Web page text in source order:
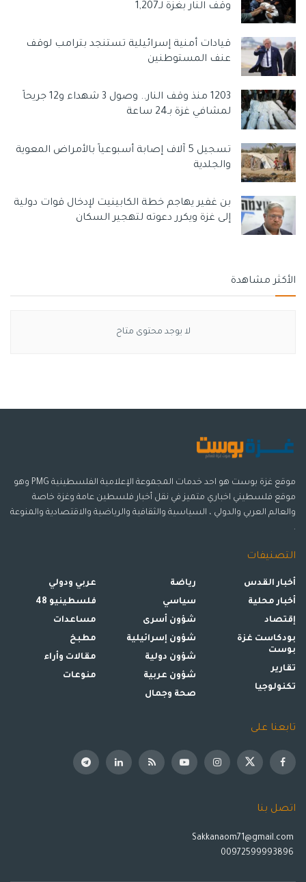
وقف النار بغزة لـ1,207
قيادات أمنية إسرائيلية تستنجد بترامب لوقف
عنف المستوطنين
1203 منذ وقف النار.. وصول 3 شهداء و12 جريحاً
لمشافي غزة بـ24 ساعة
تسجيل 5 آلاف إصابة أسبوعياً بالأمراض المعوية
والجلدية
بن غفير يهاجم خطة الكابينيت لإدخال قوات دولية
إلى غزة ويكرر دعوته لتهجير السكان
الأكثر مشاهدة
لا يوجد محتوى متاح
موقع غزة بوست هو احد خدمات المجموعة الإعلامية الفلسطينية PMG وهو
موقع فلسطيني اخباري متميز في نقل أخبار فلسطين عامة وغزة خاصة
والعالم العربي والدولي ، السياسية والثقافية والرياضية والاقتصادية والمنوعة
.
التصنيفات
أخبار القدس
أخبار محلية
إقتصاد
بودكاست غزة
بوست
تقارير
تكنولوجيا
رياضة
سياسي
شؤون أسرى
شؤون إسرائيلية
شؤون دولية
شؤون عربية
صحة وجمال
عربي ودولي
فلسطينيو 48
مساعدات
مطبخ
مقالات وأراء
منوعات
تابعنا على
اتصل بنا
Sakkanaom71@gmail.com